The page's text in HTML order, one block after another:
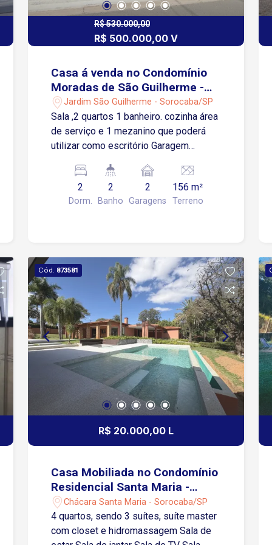
pessoalmente o potencial deste
R$ 530.000,00
R$ 500.000,00 V
Casa á venda no Condomínio
Moradas de São Guilherme -
Sorocaba/SP
Jardim São Guilherme - Sorocaba/SP
Sala ,2 quartos 1 banheiro. cozinha área
de serviço e 1 mezanino que poderá
utilizar como escritório Garagem
área com churrasqueira , banheiro e 1
cômodo parte de cima
2
Dorm.
2
Banho
2
Garagens
156 m²
Terreno
Cód. 873581
R$ 20.000,00 L
Casa Mobiliada no Condomínio
Residencial Santa Maria -
Sorocaba/SP
Chácara Santa Maria - Sorocaba/SP
4 quartos, sendo 3 suítes, suíte master
com closet e hidromassagem Sala de